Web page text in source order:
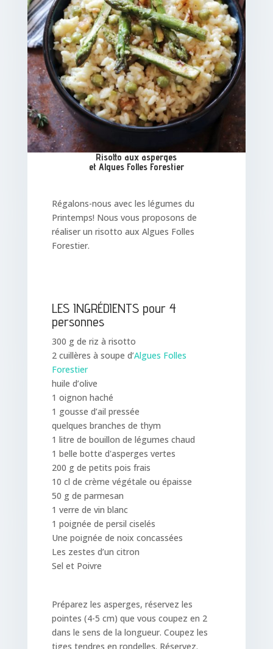
Risotto aux asperges
et Algues Folles Forestier
Régalons-nous avec les légumes du
Printemps! Nous vous proposons de
réaliser un risotto aux Algues Folles
Forestier.
LES INGRÉDIENTS pour 4
personnes
300 g de riz à risotto
2 cuillères à soupe d’Algues Folles
Forestier
huile d’olive
1 oignon haché
1 gousse d’ail pressée
quelques branches de thym
1 litre de bouillon de légumes chaud
1 belle botte d'asperges vertes
200 g de petits pois frais
10 cl de crème végétale ou épaisse
50 g de parmesan
1 verre de vin blanc
1 poignée de persil ciselés
Une poignée de noix concassées
Les zestes d’un citron
Sel et Poivre
Préparez les asperges, réservez les
pointes (4-5 cm) que vous coupez en 2
dans le sens de la longueur. Coupez les
tiges tendres en rondelles. Réservez.